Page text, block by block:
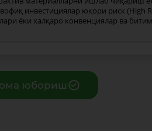
инвестициялар юқори риск (High
ёки халқаро конвенциялар ва
юбориш